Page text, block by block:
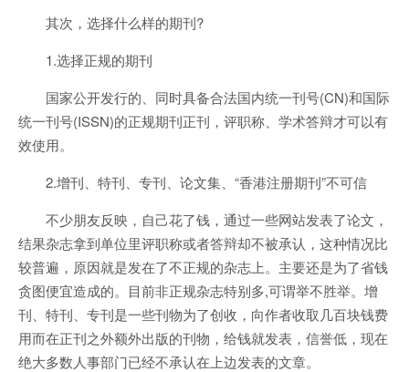
其次，选择什么样的期刊?
1.选择正规的期刊
国家公开发行的、同时具备合法国内统一刊号(CN)和国际
统一刊号(ISSN)的正规期刊正刊，评职称、学术答辩才可以有
效使用。
2.增刊、特刊、专刊、论文集、“香港注册期刊”不可信
不少朋友反映，自己花了钱，通过一些网站发表了论文，
结果杂志拿到单位里评职称或者答辩却不被承认，这种情况比
较普遍，原因就是发在了不正规的杂志上。主要还是为了省钱
贪图便宜造成的。目前非正规杂志特别多,可谓举不胜举。增
刊、特刊、专刊是一些刊物为了创收，向作者收取几百块钱费
用而在正刊之外额外出版的刊物，给钱就发表，信誉低，现在
绝大多数人事部门已经不承认在上边发表的文章。